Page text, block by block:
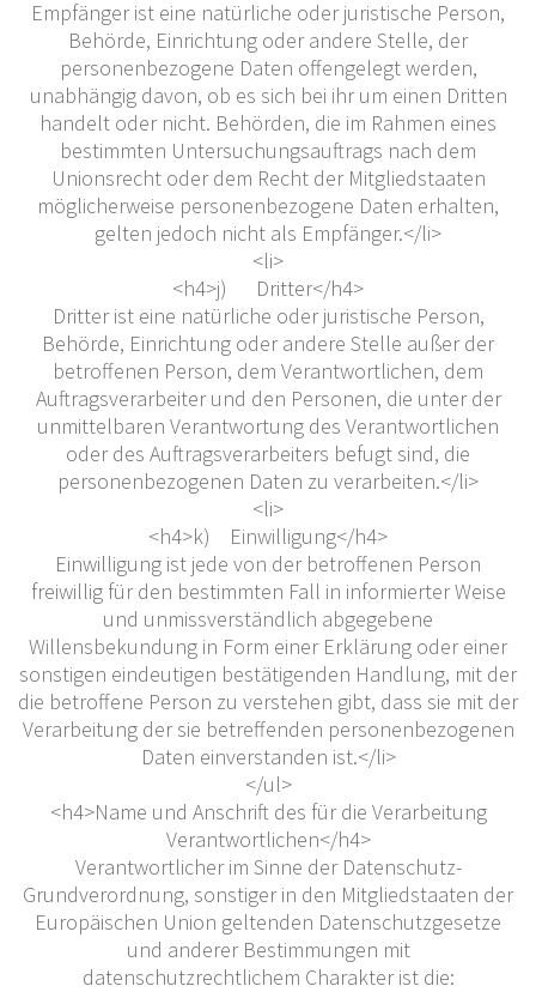
Empfänger ist eine natürliche oder juristische Person,
Behörde, Einrichtung oder andere Stelle, der
personenbezogene Daten offengelegt werden,
unabhängig davon, ob es sich bei ihr um einen Dritten
handelt oder nicht. Behörden, die im Rahmen eines
bestimmten Untersuchungsauftrags nach dem
Unionsrecht oder dem Recht der Mitgliedstaaten
möglicherweise personenbezogene Daten erhalten,
gelten jedoch nicht als Empfänger.</li>
<li>
<h4>j) Dritter</h4>
Dritter ist eine natürliche oder juristische Person,
Behörde, Einrichtung oder andere Stelle außer der
betroffenen Person, dem Verantwortlichen, dem
Auftragsverarbeiter und den Personen, die unter der
unmittelbaren Verantwortung des Verantwortlichen
oder des Auftragsverarbeiters befugt sind, die
personenbezogenen Daten zu verarbeiten.</li>
<li>
<h4>k) Einwilligung</h4>
Einwilligung ist jede von der betroffenen Person
freiwillig für den bestimmten Fall in informierter Weise
und unmissverständlich abgegebene
Willensbekundung in Form einer Erklärung oder einer
sonstigen eindeutigen bestätigenden Handlung, mit der
die betroffene Person zu verstehen gibt, dass sie mit der
Verarbeitung der sie betreffenden personenbezogenen
Daten einverstanden ist.</li>
</ul>
<h4>Name und Anschrift des für die Verarbeitung
Verantwortlichen</h4>
Verantwortlicher im Sinne der Datenschutz-
Grundverordnung, sonstiger in den Mitgliedstaaten der
Europäischen Union geltenden Datenschutzgesetze
und anderer Bestimmungen mit
datenschutzrechtlichem Charakter ist die: